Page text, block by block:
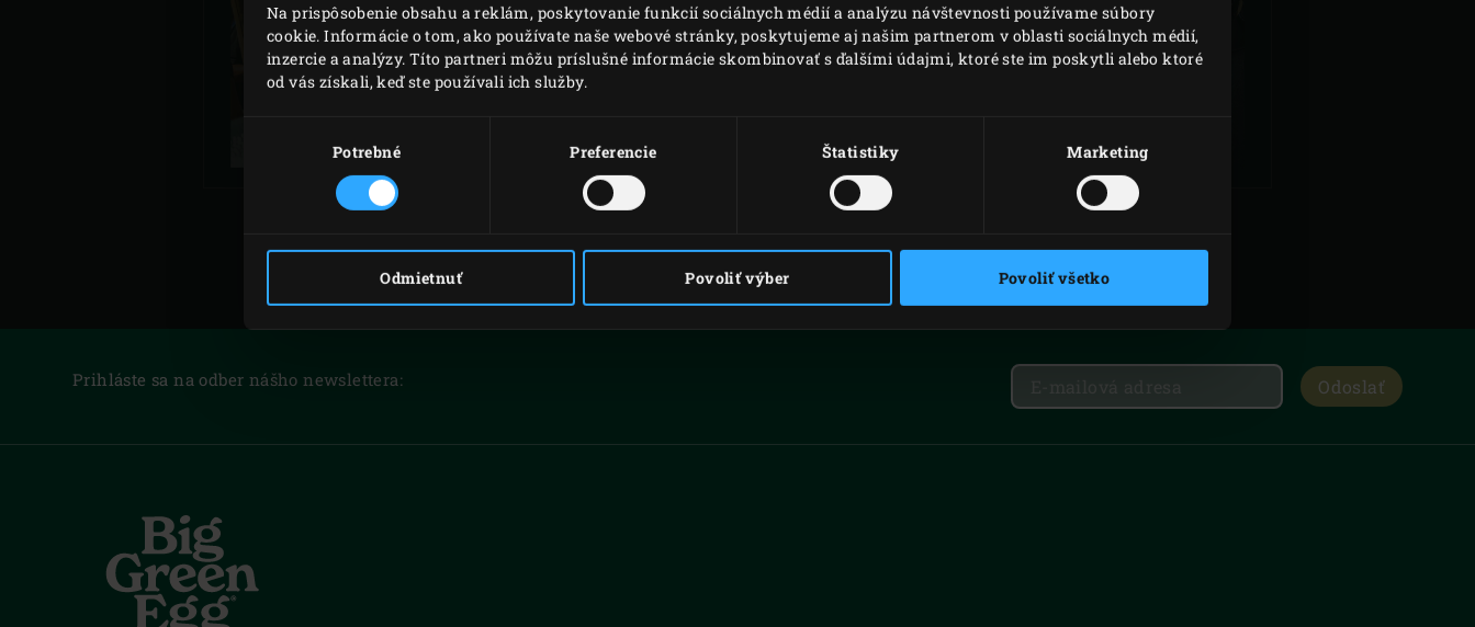
Na prispôsobenie obsahu a reklám, poskytovanie funkcií sociálnych médií a analýzu návštevnosti používame súbory
cookie. Informácie o tom, ako používate naše webové stránky, poskytujeme aj našim partnerom v oblasti sociálnych médií,
inzercie a analýzy. Títo partneri môžu príslušné informácie skombinovať s ďalšími údajmi, ktoré ste im poskytli alebo ktoré
od vás získali, keď ste používali ich služby.
Potrebné Preferencie Štatistiky Marketing
Odmietnuť Povoliť výber Povoliť všetko
BLOG A PODUJATIA MAGAZÍN ENJOY!
INSPIRATION
TODAY
Prihláste sa na odber nášho newslettera: Odoslať